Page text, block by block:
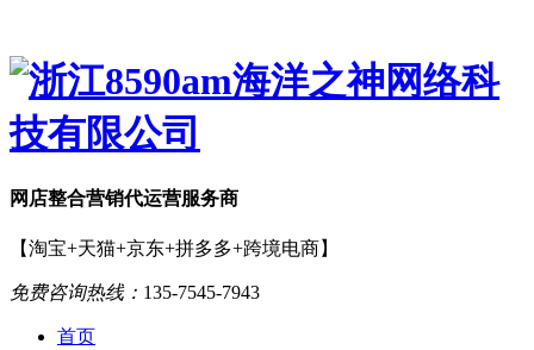
网店整合营销代运营服务商
【淘宝+天猫+京东+拼多多+跨境电商】
免费咨询热线： 135-7545-7943
首页